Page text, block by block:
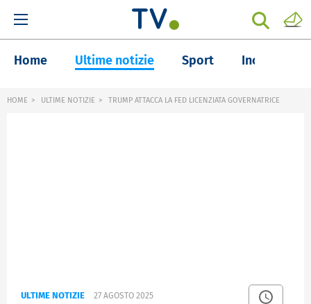
Home Ultime notizie Sport Inchieste
HOME ULTIME NOTIZIE TRUMP ATTACCA LA FED LICENZIATA GOVERNATRICE
ULTIME NOTIZIE 27 AGOSTO 2025